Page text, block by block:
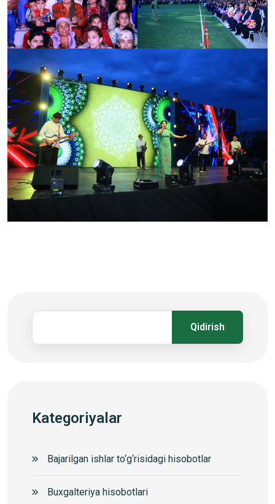
Qidirish
Kategoriyalar
Bajarilgan ishlar to‘g‘risidagi hisobotlar
Buxgalteriya hisobotlari